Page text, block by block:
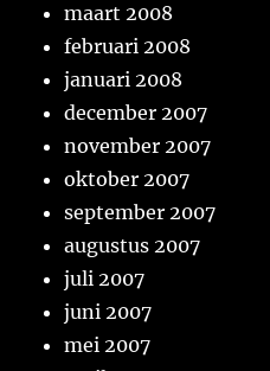
maart 2008
februari 2008
januari 2008
december 2007
november 2007
oktober 2007
september 2007
augustus 2007
juli 2007
juni 2007
mei 2007